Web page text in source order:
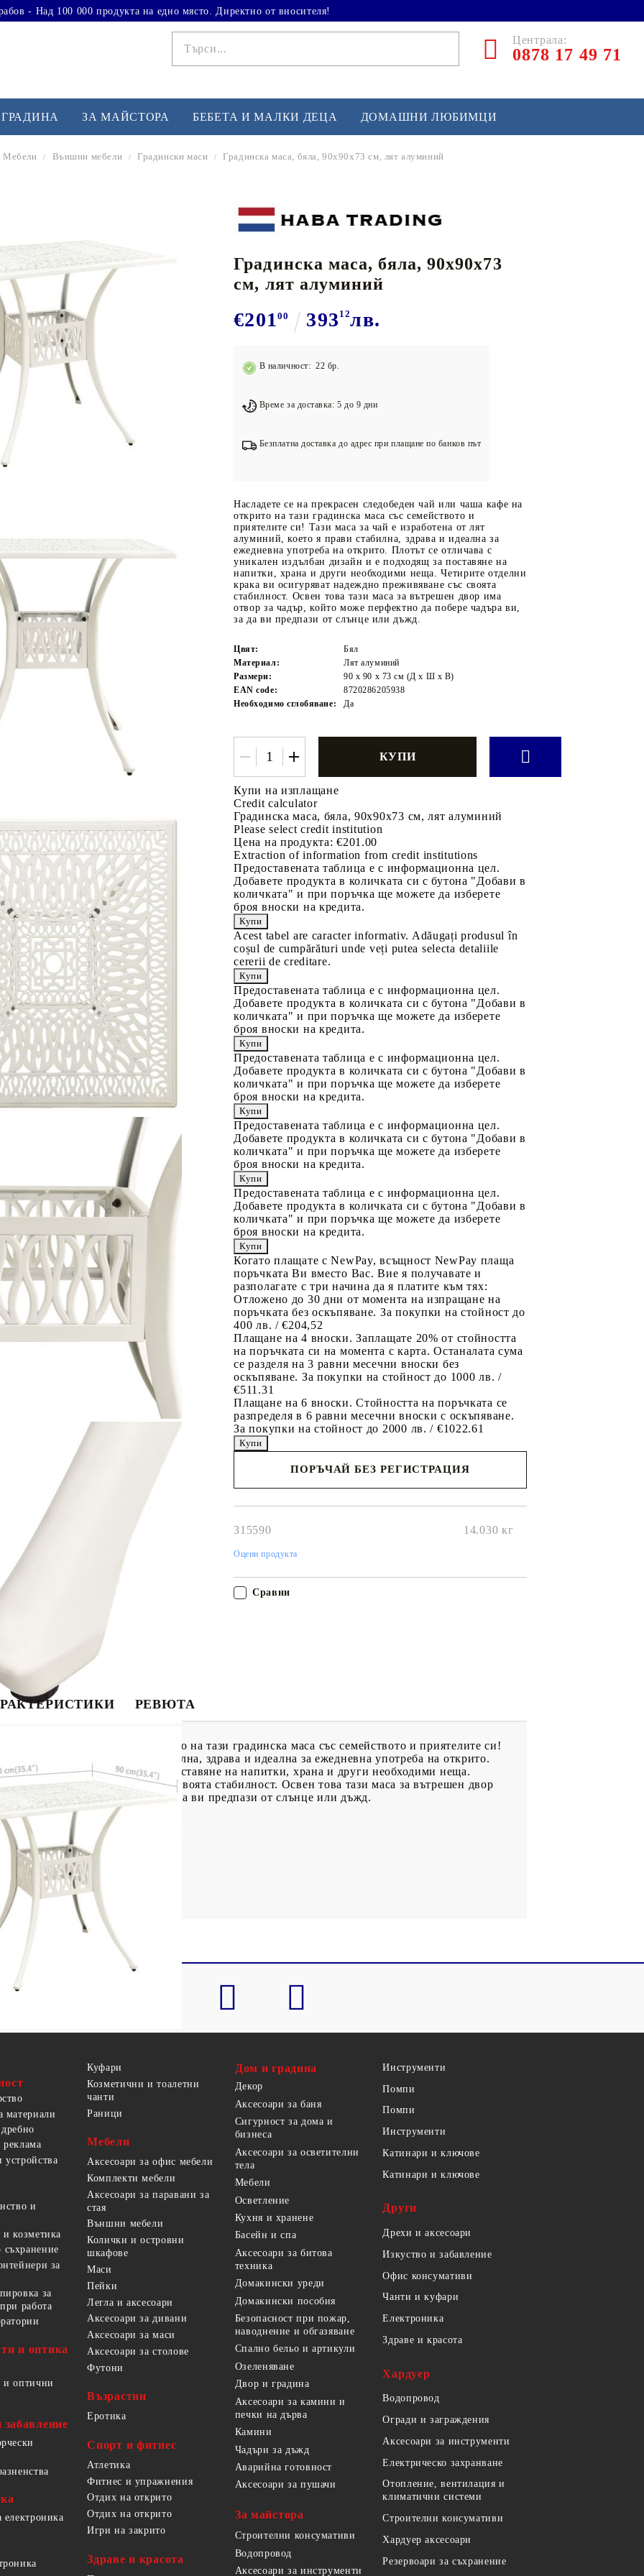
- Над 100 000 продукта на едно място. Директно от вносителя!
Централа:
0878 17 49 71
Кардио
Йога и пилатес
Лежанки за упражнения
Тренажори за баланс
Подложки за фитнес уреди
Лостове за набиране
Силови кули
Йога и пилатес
Баскетбол
Бейзбол и софтбол
Хокей и лакрос
Основно спортно оборудване
ЗА МАЙСТОРА БЕБЕТА И МАЛКИ ДЕЦА ДОМАШНИ ЛЮБИМЦИ
Мебели Външни мебели Градински маси Градинска маса, бяла, 90x90x73 см, лят алуминий
Градинска маса, бяла, 90x90x73
см, лят алуминий
€20100 393 12лв.
В наличност: 22 бр.
Време за доставка: 5 до 9 дни
Безплатна доставка до адрес при плащане по банков път
Насладете се на прекрасен следобеден чай или чаша кафе на
открито на тази градинска маса със семейството и
приятелите си! Тази маса за чай е изработена от лят
алуминий, което я прави стабилна, здрава и идеална за
ежедневна употреба на открито. Плотът се отличава с
уникален издълбан дизайн и е подходящ за поставяне на
напитки, храна и други необходими неща. Четирите отделни
крака ви осигуряват надеждно преживяване със своята
стабилност. Освен това тази маса за вътрешен двор има
отвор за чадър, който може перфектно да побере чадъра ви,
за да ви предпази от слънце или дъжд.
Цвят:
Бял
Материал:
Лят алуминий
Размери:
90 x 90 x 73 см (Д x Ш x В)
EAN code:
8720286205938
Необходимо сглобяване:
Да
Купи на изплащане
Credit calculator
Градинска маса, бяла, 90x90x73 см, лят алуминий
Please select credit institution
Цена на продукта: €201.00
Extraction of information from credit institutions
Предоставената таблица е с информационна цел.
Добавете продукта в количката си с бутона "Добави в
количката" и при поръчка ще можете да изберете
броя вноски на кредита.
Acest tabel are caracter informativ. Adăugați produsul în
coșul de cumpărături unde veți putea selecta detaliile
cererii de creditare.
Предоставената таблица е с информационна цел.
Добавете продукта в количката си с бутона "Добави в
количката" и при поръчка ще можете да изберете
броя вноски на кредита.
Предоставената таблица е с информационна цел.
Добавете продукта в количката си с бутона "Добави в
количката" и при поръчка ще можете да изберете
броя вноски на кредита.
Предоставената таблица е с информационна цел.
Добавете продукта в количката си с бутона "Добави в
количката" и при поръчка ще можете да изберете
броя вноски на кредита.
Предоставената таблица е с информационна цел.
Добавете продукта в количката си с бутона "Добави в
количката" и при поръчка ще можете да изберете
броя вноски на кредита.
Когато плащате с NewPay, всъщност NewPay плаща
поръчката Ви вместо Вас. Вие я получавате и
разполагате с три начина да я платите към тях:
Отложено до 30 дни от момента на изпращане на
поръчката без оскъпяване. За покупки на стойност до
400 лв. / €204,52
Плащане на 4 вноски. Заплащате 20% от стойността
на поръчката си на момента с карта. Останалата сума
се разделя на 3 равни месечни вноски без
оскъпяване. За покупки на стойност до 1000 лв. /
€511.31
Плащане на 6 вноски. Стойността на поръчката се
разпределя в 6 равни месечни вноски с оскъпяване.
За покупки на стойност до 2000 лв. / €1022.61
ПОРЪЧАЙ БЕЗ РЕГИСТРАЦИЯ
315590 14.030 кг
Оцени продукта
Сравни
РЕВЮТА
чай или чаша кафе на открито на тази градинска маса със семейството и приятелите си!
алуминий, което я прави стабилна, здрава и идеална за ежедневна употреба на открито.
дизайн и е подходящ за поставяне на напитки, храна и други необходими неща.
надеждно преживяване със своята стабилност. Освен това тази маса за вътрешен двор
да побере чадъра ви, за да ви предпази от слънце или дъжд.
Ш x В)
материали
и
козметика
за
за
работа
и оптика
и оптични
забавление
електроника
Куфари
Козметични и тоалетни
чанти
Раници
Мебели
Аксесоари за офис мебели
Комплекти мебели
Аксесоари за паравани за
стая
Външни мебели
Колички и островни
шкафове
Маси
Пейки
Легла и аксесоари
Аксесоари за дивани
Аксесоари за маси
Аксесоари за столове
Футони
Възрастни
Еротика
Спорт и фитнес
Атлетика
Фитнес и упражнения
Отдих на открито
Отдих на открито
Игри на закрито
Здраве и красота
Дом и градина
Декор
Аксесоари за баня
Сигурност за дома и
бизнеса
Аксесоари за осветителни
тела
Мебели
Осветление
Кухня и хранене
Басейн и спа
Аксесоари за битова
техника
Домакински уреди
Домакински пособия
Безопасност при пожар,
наводнение и обгазяване
Спално бельо и артикули
Озеленяване
Двор и градина
Аксесоари за камини и
печки на дърва
Камини
Чадъри за дъжд
Аварийна готовност
Аксесоари за пушачи
За майстора
Строителни консумативи
Водопровод
Аксесоари за инструменти
Инструменти
Помпи
Помпи
Инструменти
Катинари и ключове
Катинари и ключове
Други
Дрехи и аксесоари
Изкуство и забавление
Офис консумативи
Чанти и куфари
Електроника
Здраве и красота
Хардуер
Водопровод
Огради и заграждения
Аксесоари за инструменти
Електрическо захранване
Отопление, вентилация и
климатични системи
Строителни консумативи
Хардуер аксесоари
Резервоари за съхранение